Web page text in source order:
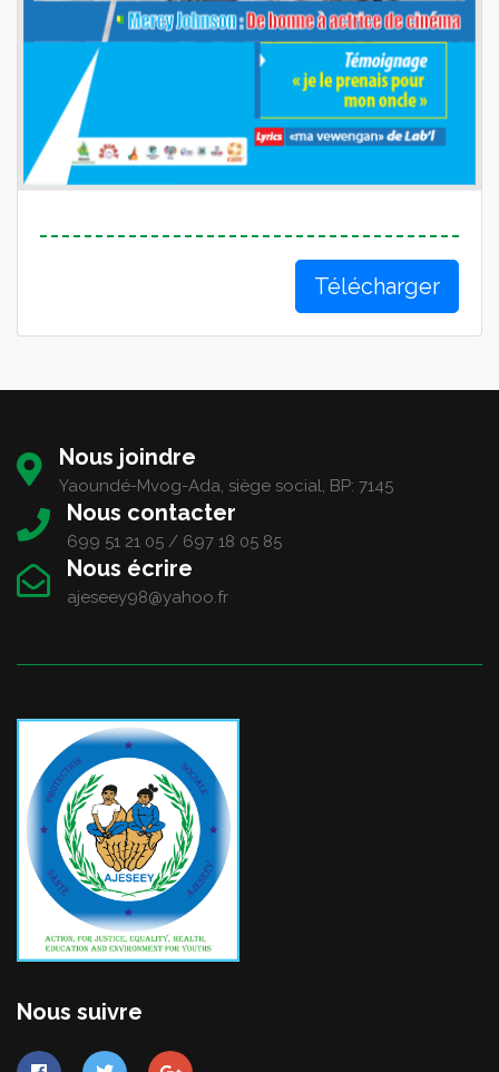
Télécharger
Nous joindre
Yaoundé-Mvog-Ada, siège social, BP: 7145
Nous contacter
699 51 21 05 / 697 18 05 85
Nous écrire
ajeseey98@yahoo.fr
Nous suivre